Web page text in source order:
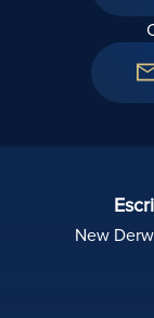
New